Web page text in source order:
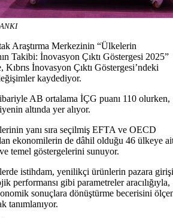
Araştırma Merkezinin “Ülkelerin
Takibi: İnovasyon Çıktı Göstergesi 2025”
Kıbrıs İnovasyon Çıktı Göstergesi’ndeki
kaydediyor.
AB ortalama İÇG puanı 110 olurken,
altında yer alıyor.
yanı sıra seçilmiş EFTA ve OECD
ekonomilerin de dâhil olduğu 46 ülkeye
temel göstergelerini sunuyor.
istihdam, yenilikçi ürünlerin pazara girişi
performansı gibi parametreler aracılığıyla,
sonuçlara dönüştürme becerisini
tanımlanıyor.